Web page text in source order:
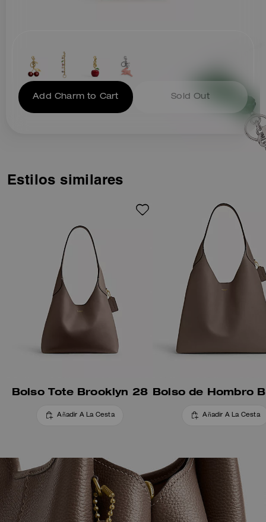
Add Charm to Cart Sold Out
Estilos similares
Bolso Tote Brooklyn 28
Añadir A La Cesta Añadir A La Cesta